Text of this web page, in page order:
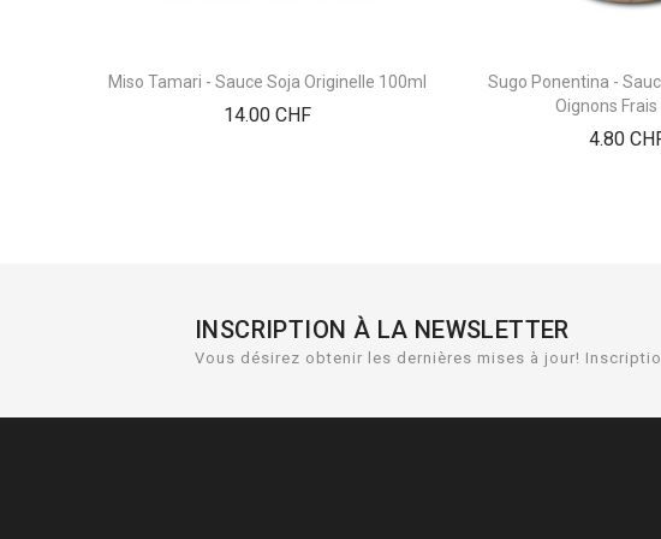
Miso Tamari - Sauce Soja Originelle 100ml
14.00 CHFPrix
Sugo Ponentina -
Oignons Frais
4.80
INSCRIPTION À LA NEWSLETTER
Vous désirez obtenir les dernières mises à jour!